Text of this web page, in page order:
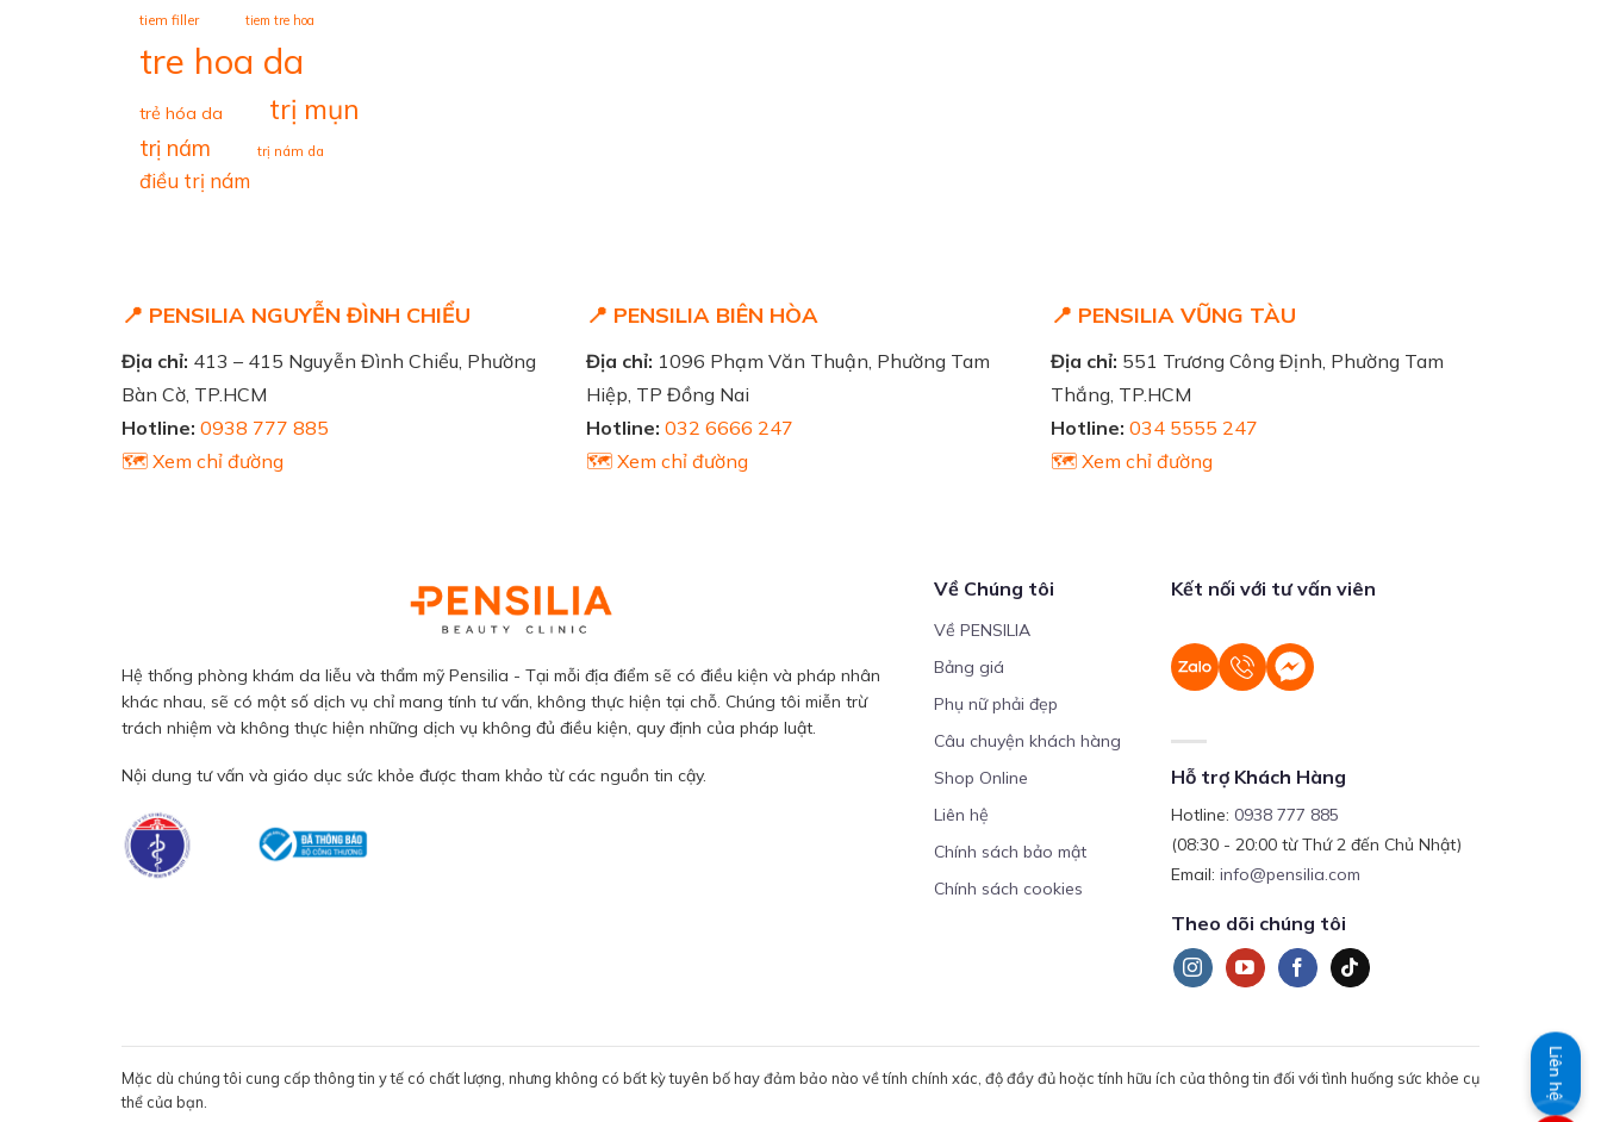
tiem filler tiem tre hoa
tre hoa da
trẻ hóa da trị mụn
trị nám trị nám da
điều trị nám
📍 PENSILIA NGUYỄN ĐÌNH CHIỂU
Địa chỉ: 413 – 415 Nguyễn Đình Chiểu, Phường
Bàn Cờ, TP.HCM
Hotline: 0938 777 885
🗺️ Xem chỉ đường
📍 PENSILIA BIÊN HÒA
Địa chỉ: 1096 Phạm Văn Thuận, Phường Tam
Hiệp, TP Đồng Nai
Hotline: 032 6666 247
🗺️ Xem chỉ đường
📍 PENSILIA VŨNG TÀU
Địa chỉ: 551 Trương Công Định, Phường Tam
Thắng, TP.HCM
Hotline: 034 5555 247
🗺️ Xem chỉ đường
Hệ thống phòng khám da liễu và thẩm mỹ Pensilia - Tại mỗi địa điểm sẽ có điều kiện và pháp nhân
khác nhau, sẽ có một số dịch vụ chỉ mang tính tư vấn, không thực hiện tại chỗ. Chúng tôi miễn trừ
trách nhiệm và không thực hiện những dịch vụ không đủ điều kiện, quy định của pháp luật.
Nội dung tư vấn và giáo dục sức khỏe được tham khảo từ các nguồn tin cậy.
Về Chúng tôi
Về PENSILIA
Bảng giá
Phụ nữ phải đẹp
Câu chuyện khách hàng
Shop Online
Liên hệ
Chính sách bảo mật
Chính sách cookies
Kết nối với tư vấn viên
Hỗ trợ Khách Hàng
Hotline:0938 777 885
(08:30 - 20:00 từ Thứ 2 đến Chủ Nhật)
Email:info@pensilia.com
Theo dõi chúng tôi
Mặc dù chúng tôi cung cấp thông tin y tế có chất lượng, nhưng không có bất kỳ tuyên bố hay đảm bảo nào về tính chính xác, độ đầy đủ hoặc tính hữu ích của thông tin đối với tình huống sức khỏe cụ
thể của bạn.
Liên hệ